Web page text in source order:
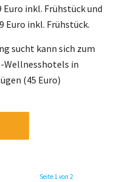
inkl. Frühstück und
Euro inkl. Frühstück.
sucht kann sich zum
Wellnesshotels in
(45 Euro)
Seite 1 von 2